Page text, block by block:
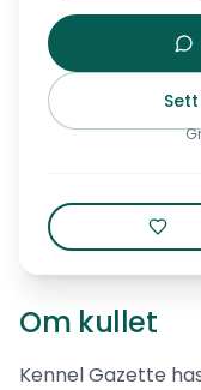
Om kullet
Kennel Gazette